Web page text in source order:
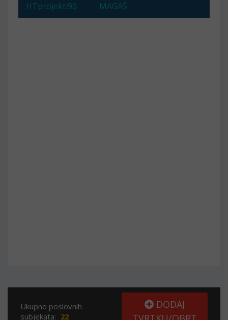
HTprojekti90
- MAGAŠ
Ukupno poslovnih
subjekata: 22
DODAJ